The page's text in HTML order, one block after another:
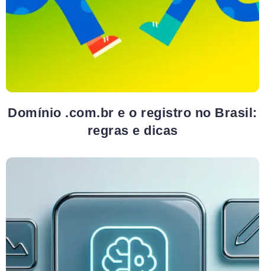
Domínio .com.br e o registro no Brasil:
regras e dicas